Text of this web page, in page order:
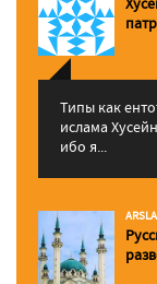
Типы как
ислама
ибо я...